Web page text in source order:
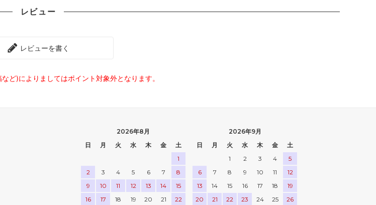
レビュー
レビューを書く
ど)によりましてはポイント対象外となります。
2026年8月
日
月 火 水 木 金
土
1
2
3 4 5 6 7
8
9
10 11 12 13 14
15
16
17 18 19 20 21 22
2026年9月
日
月 火 水 木 金
土
1
2 3 4
5
6
7 8 9 10 11
12
13
14 15 16 17 18
19
20
21 22 23 24 25 26